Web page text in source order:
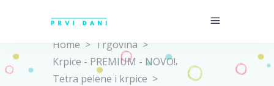
Home > Trgovina >
Krpice - PREMIUM - NOVO!,
Tetra pelene i krpice >